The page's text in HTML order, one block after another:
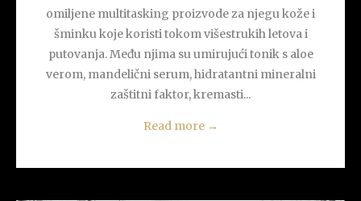
omiljene multitasking proizvode za njegu kože i
šminku koje koristi tokom višestrukih letova i
putovanja. Među njima su umirujući tonik s aloe
verom, mandelični serum, hidratantni mineralni
zaštitni faktor, kremasti...
Read more →